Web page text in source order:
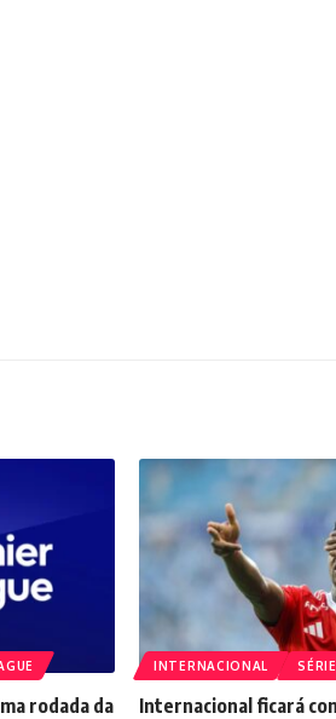
rodada da
INTERNACIONAL
Internacional ficará